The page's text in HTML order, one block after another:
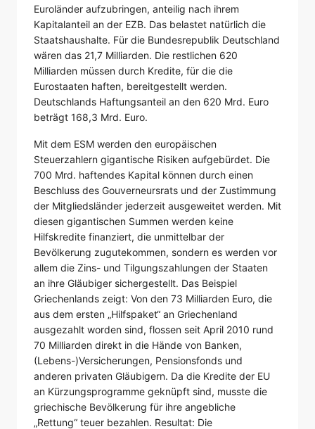
Euroländer aufzubringen, anteilig nach ihrem
Kapitalanteil an der EZB. Das belastet natürlich die
Staatshaushalte. Für die Bundesrepublik Deutschland
wären das 21,7 Milliarden. Die restlichen 620
Milliarden müssen durch Kredite, für die die
Eurostaaten haften, bereitgestellt werden.
Deutschlands Haftungsanteil an den 620 Mrd. Euro
beträgt 168,3 Mrd. Euro.
Mit dem ESM werden den europäischen
Steuerzahlern gigantische Risiken aufgebürdet. Die
700 Mrd. haftendes Kapital können durch einen
Beschluss des Gouverneursrats und der Zustimmung
der Mitgliedsländer jederzeit ausgeweitet werden. Mit
diesen gigantischen Summen werden keine
Hilfskredite finanziert, die unmittelbar der
Bevölkerung zugutekommen, sondern es werden vor
allem die Zins- und Tilgungszahlungen der Staaten
an ihre Gläubiger sichergestellt. Das Beispiel
Griechenlands zeigt: Von den 73 Milliarden Euro, die
aus dem ersten „Hilfspaket“ an Griechenland
ausgezahlt worden sind, flossen seit April 2010 rund
70 Milliarden direkt in die Hände von Banken,
(Lebens-)Versicherungen, Pensionsfonds und
anderen privaten Gläubigern. Da die Kredite der EU
an Kürzungsprogramme geknüpft sind, musste die
griechische Bevölkerung für ihre angebliche
„Rettung“ teuer bezahlen. Resultat: Die